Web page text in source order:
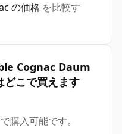
の価格 を比較す
Cognac Daum
こで買えます
で購入可能です。